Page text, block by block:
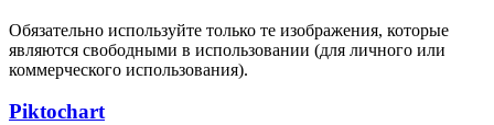
Обязательно используйте только те изображения, которые
являются свободными в использовании (для личного или
коммерческого использования).
Piktochart